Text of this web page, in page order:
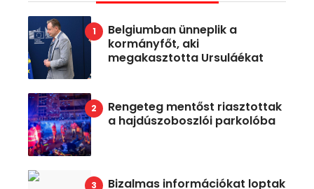
Belgiumban ünneplik a
kormányfőt, aki
megakasztotta Ursuláékat
Rengeteg mentőst riasztottak
a hajdúszoboszlói parkolóba
Bizalmas információkat loptak